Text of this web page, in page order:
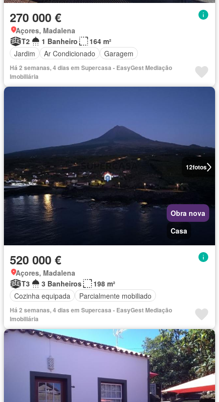
270 000 €
Açores, Madalena
T2
1 Banheiro
164 m²
Jardim
Ar Condicionado Garagem
Há 2 semanas, 4 dias em Supercasa - EasyGest Mediação
Imobiliária
12fotos
Obra nova
Casa
520 000 €
Açores, Madalena
T3
3 Banheiros
198 m²
Cozinha equipada
Parcialmente mobiliado
Há 2 semanas, 4 dias em Supercasa - EasyGest Mediação
Imobiliária